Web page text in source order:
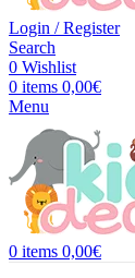
Login / Register
Search
0 Wishlist
0 items 0,00€
Menu
0 items 0,00€